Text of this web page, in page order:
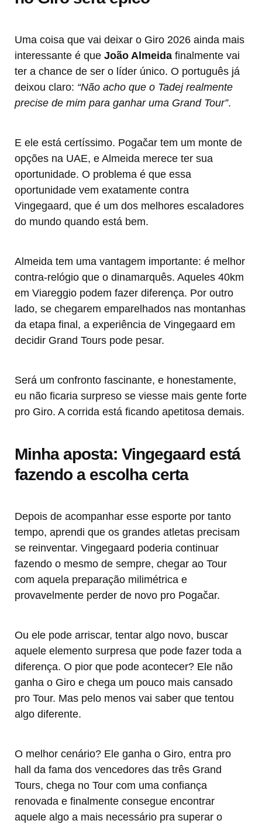
Uma coisa que vai deixar o Giro 2026 ainda mais
interessante é que João Almeida finalmente vai
ter a chance de ser o líder único. O português já
deixou claro: “Não acho que o Tadej realmente
precise de mim para ganhar uma Grand Tour”.
E ele está certíssimo. Pogačar tem um monte de
opções na UAE, e Almeida merece ter sua
oportunidade. O problema é que essa
oportunidade vem exatamente contra
Vingegaard, que é um dos melhores escaladores
do mundo quando está bem.
Almeida tem uma vantagem importante: é melhor
contra-relógio que o dinamarquês. Aqueles 40km
em Viareggio podem fazer diferença. Por outro
lado, se chegarem emparelhados nas montanhas
da etapa final, a experiência de Vingegaard em
decidir Grand Tours pode pesar.
Será um confronto fascinante, e honestamente,
eu não ficaria surpreso se viesse mais gente forte
pro Giro. A corrida está ficando apetitosa demais.
Minha aposta: Vingegaard está
fazendo a escolha certa
Depois de acompanhar esse esporte por tanto
tempo, aprendi que os grandes atletas precisam
se reinventar. Vingegaard poderia continuar
fazendo o mesmo de sempre, chegar ao Tour
com aquela preparação milimétrica e
provavelmente perder de novo pro Pogačar.
Ou ele pode arriscar, tentar algo novo, buscar
aquele elemento surpresa que pode fazer toda a
diferença. O pior que pode acontecer? Ele não
ganha o Giro e chega um pouco mais cansado
pro Tour. Mas pelo menos vai saber que tentou
algo diferente.
O melhor cenário? Ele ganha o Giro, entra pro
hall da fama dos vencedores das três Grand
Tours, chega no Tour com uma confiança
renovada e finalmente consegue encontrar
aquele algo a mais necessário pra superar o